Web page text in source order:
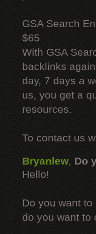
GSA Search
$65
With GSA
backlinks
day, 7 days a
us, you get a
resources.
To contact us
Bryanlew, Do
Hello!
Do you want
do you want to